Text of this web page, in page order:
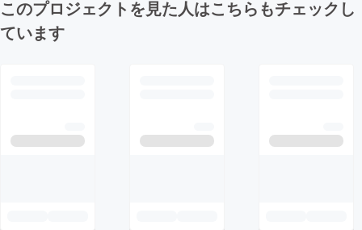
このプロジェクトを見た人はこちらもチェックし
ています